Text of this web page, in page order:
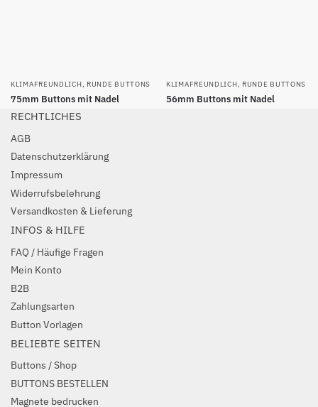
KLIMAFREUNDLICH, RUNDE BUTTONS
75mm Buttons mit Nadel
KLIMAFREUNDLICH, RUNDE BUTTONS
56mm Buttons mit Nadel
RECHTLICHES
AGB
Datenschutzerklärung
Impressum
Widerrufsbelehrung
Versandkosten & Lieferung
INFOS & HILFE
FAQ / Häufige Fragen
Mein Konto
B2B
Zahlungsarten
Button Vorlagen
BELIEBTE SEITEN
Buttons / Shop
BUTTONS BESTELLEN
Magnete bedrucken